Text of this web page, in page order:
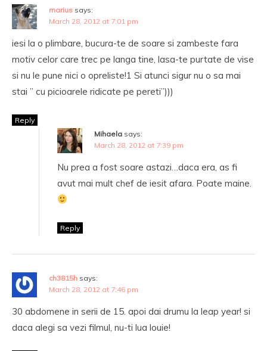
marius says:
March 28, 2012 at 7:01 pm
iesi la o plimbare, bucura-te de soare si zambeste fara
motiv celor care trec pe langa tine, lasa-te purtate de vise
si nu le pune nici o opreliste!1 Si atunci sigur nu o sa mai
stai ” cu picioarele ridicate pe pereti”)))
Reply
Mihaela says:
March 28, 2012 at 7:39 pm
Nu prea a fost soare astazi…daca era, as fi
avut mai mult chef de iesit afara. Poate maine.
Reply
ch3815h says:
March 28, 2012 at 7:46 pm
30 abdomene in serii de 15. apoi dai drumu la leap year! si
daca alegi sa vezi filmul, nu-ti lua louie!